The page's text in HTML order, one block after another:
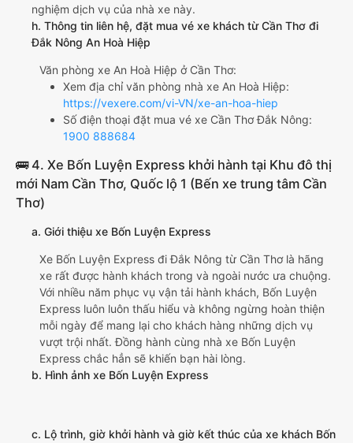
nghiệm dịch vụ của nhà xe này.
h. Thông tin liên hệ, đặt mua vé xe khách từ Cần Thơ đi
Đắk Nông An Hoà Hiệp
Văn phòng xe An Hoà Hiệp ở Cần Thơ:
Xem địa chỉ văn phòng nhà xe An Hoà Hiệp:
https://vexere.com/vi-VN/xe-an-hoa-hiep
Số điện thoại đặt mua vé xe Cần Thơ Đắk Nông:
1900 888684
🚌 4. Xe Bốn Luyện Express khởi hành tại Khu đô thị
mới Nam Cần Thơ, Quốc lộ 1 (Bến xe trung tâm Cần
Thơ)
a. Giới thiệu xe Bốn Luyện Express
Xe Bốn Luyện Express đi Đắk Nông từ Cần Thơ là hãng
xe rất được hành khách trong và ngoài nước ưa chuộng.
Với nhiều năm phục vụ vận tải hành khách, Bốn Luyện
Express luôn luôn thấu hiểu và không ngừng hoàn thiện
mỗi ngày để mang lại cho khách hàng những dịch vụ
vượt trội nhất. Đồng hành cùng nhà xe Bốn Luyện
Express chắc hẳn sẽ khiến bạn hài lòng.
b. Hình ảnh xe Bốn Luyện Express
c. Lộ trình, giờ khởi hành và giờ kết thúc của xe khách Bốn